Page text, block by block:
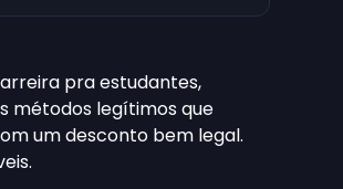
pra estudantes,
métodos legítimos que
um desconto bem legal.